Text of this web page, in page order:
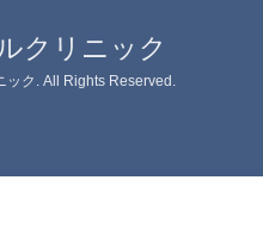
クリニック
ック . All Rights Reserved.